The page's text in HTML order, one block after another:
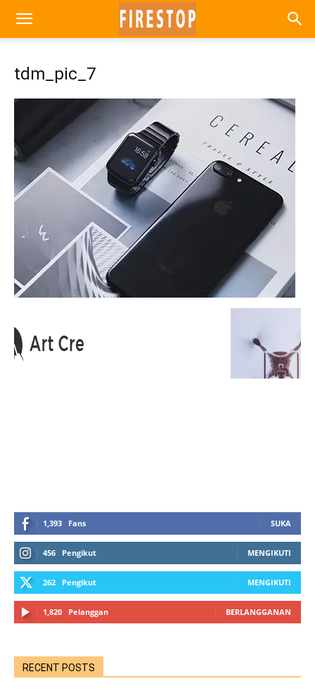
tdm_pic_7
1,393 Fans SUKA
456 Pengikut MENGIKUTI
262 Pengikut MENGIKUTI
1,820 Pelanggan BERLANGGANAN
RECENT POSTS